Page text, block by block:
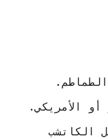
الأمريكي.
الكاتشب